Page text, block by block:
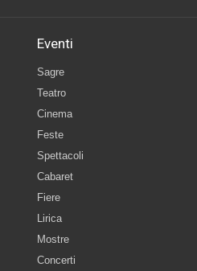
Eventi
Sagre
Teatro
Cinema
Feste
Spettacoli
Cabaret
Fiere
Lirica
Mostre
Concerti